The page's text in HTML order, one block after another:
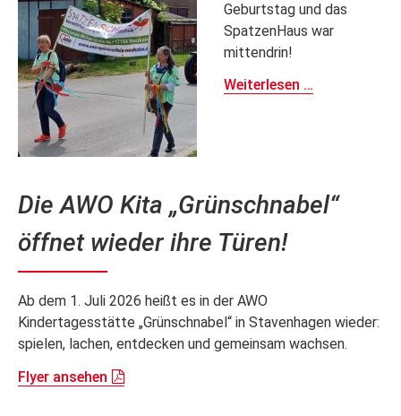
Geburtstag und das
SpatzenHaus war
mittendrin!
Weiterlesen …
das
SpatzenHaus
Die AWO Kita „Grünschnabel“
öffnet wieder ihre Türen!
Ab dem 1. Juli 2026 heißt es in der AWO
Kindertagesstätte „Grünschnabel“ in Stavenhagen wieder:
spielen, lachen, entdecken und gemeinsam wachsen.
Flyer ansehen